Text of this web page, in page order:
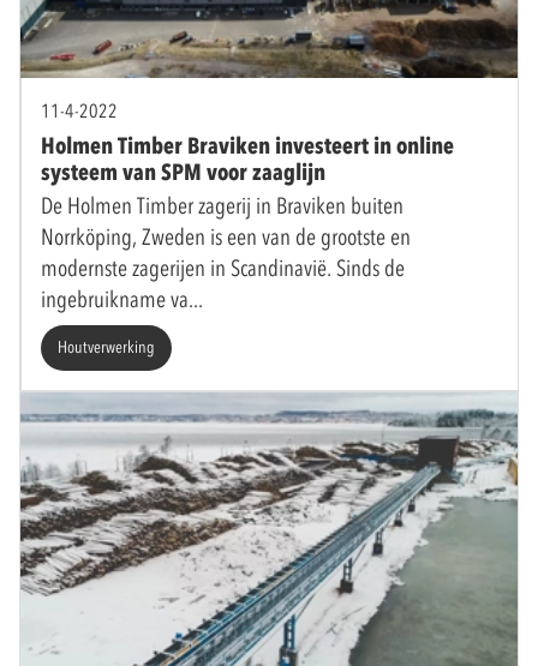
11-4-2022
Holmen Timber Braviken investeert in online
systeem van SPM voor zaaglijn
De Holmen Timber zagerij in Braviken buiten
Norrköping, Zweden is een van de grootste en
modernste zagerijen in Scandinavië. Sinds de
ingebruikname va
Houtverwerking